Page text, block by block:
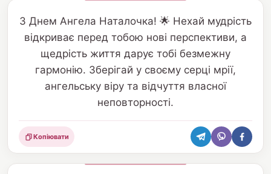
З Днем Ангела Наталочка! 🌟 Нехай мудрість
відкриває перед тобою нові перспективи, а
щедрість життя дарує тобі безмежну
гармонію. Зберігай у своєму серці мрії,
ангельську віру та відчуття власної
неповторності.
Поділитися
Копіювати